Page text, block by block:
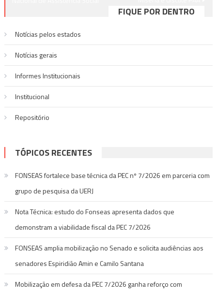
FIQUE POR DENTRO
Notícias pelos estados
Notí­cias gerais
Informes Institucionais
Institucional
Repositório
TÓPICOS RECENTES
FONSEAS fortalece base técnica da PEC nº 7/2026 em parceria com
grupo de pesquisa da UERJ
Nota Técnica: estudo do Fonseas apresenta dados que
demonstram a viabilidade fiscal da PEC 7/2026
FONSEAS amplia mobilização no Senado e solicita audiências aos
senadores Espiridião Amin e Camilo Santana
Mobilização em defesa da PEC 7/2026 ganha reforço com